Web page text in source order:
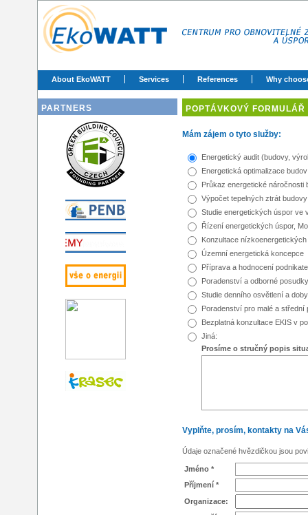
About EkoWATT Services References Why
PARTNERS POPTÁVKOVÝ FORMULÁŘ
Mám zájem o tyto služby:
Energetický audit (budovy,
Energetická optimalizace budov
Průkaz energetické
Výpočet tepelných ztrát budovy
Studie energetických úspor ve
Řízení energetických úspor,
Konzultace
Územní energetická koncepce
Příprava a hodnocení
Poradenství a odborné
Studie denního osvětlení a
Poradenství pro malé a střední
Bezplatná konzultace EKIS v
Jiná:
Prosíme o stručný popis
Vyplňte, prosím, kontakty na
Údaje označené hvězdičkou jsou
Jméno *
Příjmení *
Organizace: